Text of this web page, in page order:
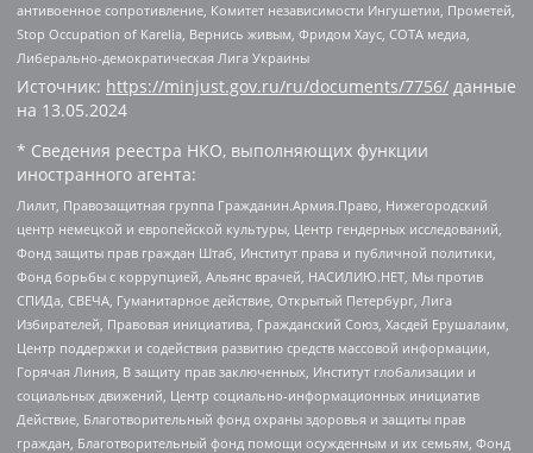
антивоенное сопротивление, Комитет независимости Ингушетии, Прометей,
Stop Occupation of Karelia, Вернись живым, Фридом Хаус, СОТА медиа,
Либерально-демократическая Лига Украины
Источник: https://minjust.gov.ru/ru/documents/7756/ данные
на 13.05.2024
* Сведения реестра НКО, выполняющих функции
иностранного агента:
Лилит, Правозащитная группа Гражданин.Армия.Право, Нижегородский
центр немецкой и европейской культуры, Центр гендерных исследований,
Фонд защиты прав граждан Штаб, Институт права и публичной политики,
Фонд борьбы с коррупцией, Альянс врачей, НАСИЛИЮ.НЕТ, Мы против
СПИДа, СВЕЧА, Гуманитарное действие, Открытый Петербург, Лига
Избирателей, Правовая инициатива, Гражданский Союз, Хасдей Ерушалаим,
Центр поддержки и содействия развитию средств массовой информации,
Горячая Линия, В защиту прав заключенных, Институт глобализации и
социальных движений, Центр социально-информационных инициатив
Действие, Благотворительный фонд охраны здоровья и защиты прав
граждан, Благотворительный фонд помощи осужденным и их семьям, Фонд